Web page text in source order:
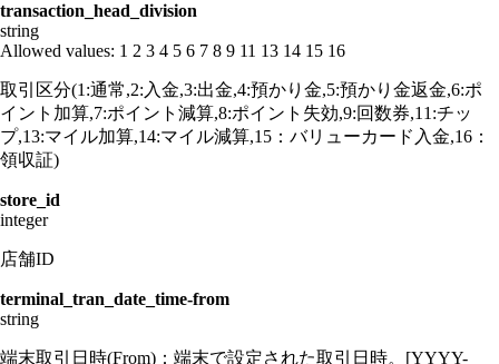
transaction_head_division
string
Allowed values: 1 2 3 4 5 6 7 8 9 11 13 14 15 16
取引区分(1:通常,2:入金,3:出金,4:預かり金,5:預かり金返金,6:ポ
イント加算,7:ポイント減算,8:ポイント失効,9:回数券,11:チッ
プ,13:マイル加算,14:マイル減算,15：バリューカード入金,16：
領収証)
store_id
integer
店舗ID
terminal_tran_date_time-from
string
端末取引日時(From)：端末で設定された取引日時。[YYYY-